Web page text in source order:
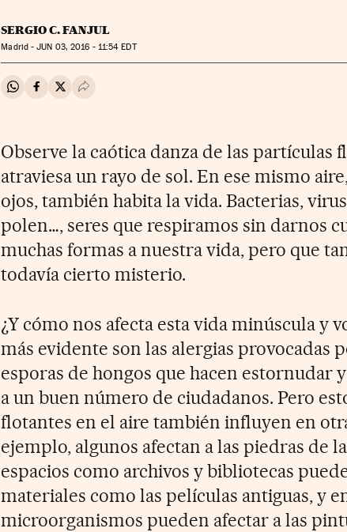
SERGIO C. FANJUL
Madrid -JUN 03, 2016 - 11:54 EDT
Compartir en Whatsapp
Compartir en Facebook
Compartir en Twitter
Desplegar Redes Sociales
Observe la caótica danza de las partículas
atraviesa un rayo de sol. En ese mismo
ojos, también habita la vida. Bacterias,
polen…, seres que respiramos sin darnos
muchas formas a nuestra vida, pero que
todavía cierto misterio.
¿Y cómo nos afecta esta vida minúscula y
más evidente son las alergias provocadas
esporas de hongos que hacen
a un buen número de ciudadanos. Pero
flotantes en el aire también influyen en
ejemplo, algunos afectan a las piedras de
espacios como archivos y bibliotecas
materiales como las películas antiguas, y
microorganismos pueden afectar a las